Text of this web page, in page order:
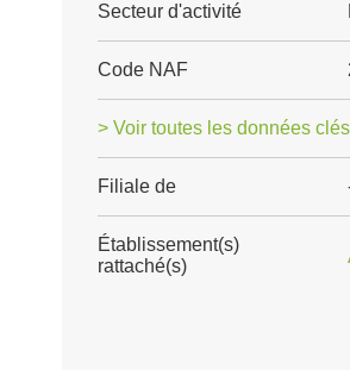
Secteur d'activité
Code NAF
> Voir toutes les données clés
Filiale de
Établissement(s)
rattaché(s)